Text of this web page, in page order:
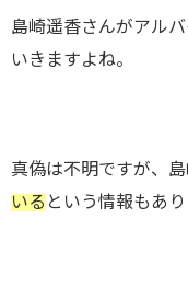
島崎遥香さんがアル
いきますよね。
真偽は不明ですが、
いる という情報もあり